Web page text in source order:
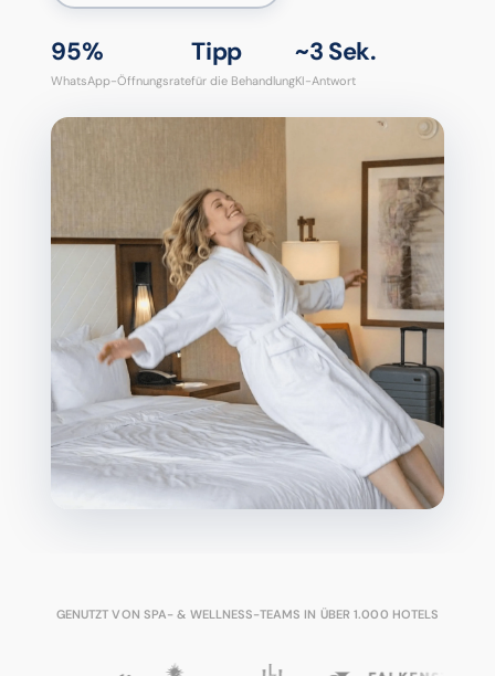
95%
WhatsApp-Öffnungsrate
Tipp
für die Behandlung
~3 Sek.
KI-Antwort
GENUTZT VON SPA- & WELLNESS-TEAMS IN ÜBER 1.000 HOTELS